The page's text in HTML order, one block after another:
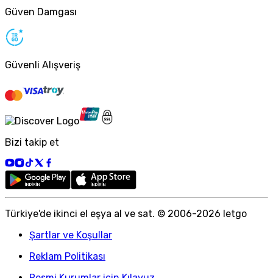
Güven Damgası
Güvenli Alışveriş
Bizi takip et
Türkiye'de ikinci el eşya al ve sat. © 2006-2026 letgo
Şartlar ve Koşullar
Reklam Politikası